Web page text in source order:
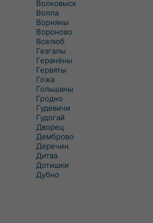
Волковыск
Волпа
Ворняны
Вороново
Вселюб
Гезгалы
Геранёны
Гервяты
Гожа
Гольшаны
Гродно
Гудевичи
Гудогай
Дворец
Демброво
Деречин
Дитва
Дотишки
Дубно